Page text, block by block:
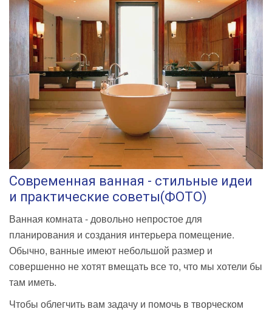
Современная ванная - стильные идеи
и практические советы(ФОТО)
Ванная комната - довольно непростое для
планирования и создания интерьера помещение.
Обычно, ванные имеют небольшой размер и
совершенно не хотят вмещать все то, что мы хотели бы
там иметь.
Чтобы облегчить вам задачу и помочь в творческом